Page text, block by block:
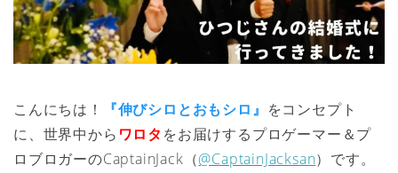
こんにちは！ 『伸びシロとおもシロ』 をコンセプト
に、世界中から ワロタ をお届けするプロゲーマー＆プ
ロブロガーのCaptainJack（@CaptainJacksan）です。